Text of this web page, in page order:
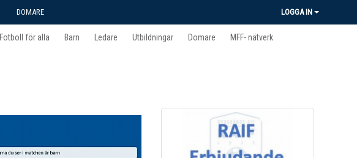
DOMARE LOGGA IN
Fotboll för alla Barn Ledare Utbildningar Domare MFF- nätverk